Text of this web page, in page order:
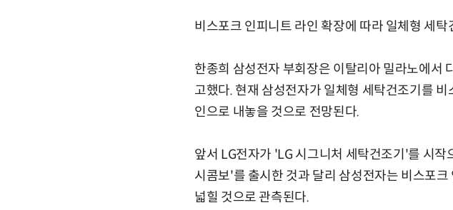
비스포크 인피니트 라인 확장에 따라 일체형 세
한종희 삼성전자 부회장은 이탈리아 밀라노에서
고했다. 현재 삼성전자가 일체형 세탁건조기를
인으로 내놓을 것으로 전망된다.
앞서 LG전자가 'LG 시그니처 세탁건조기'를 시
시콤보'를 출시한 것과 달리 삼성전자는 비스포크
넓힐 것으로 관측된다.